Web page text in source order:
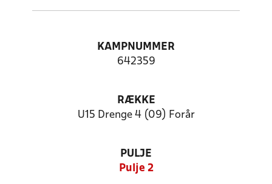
KAMPNUMMER
642359
RÆKKE
U15 Drenge 4 (09) Forår
PULJE
Pulje 2